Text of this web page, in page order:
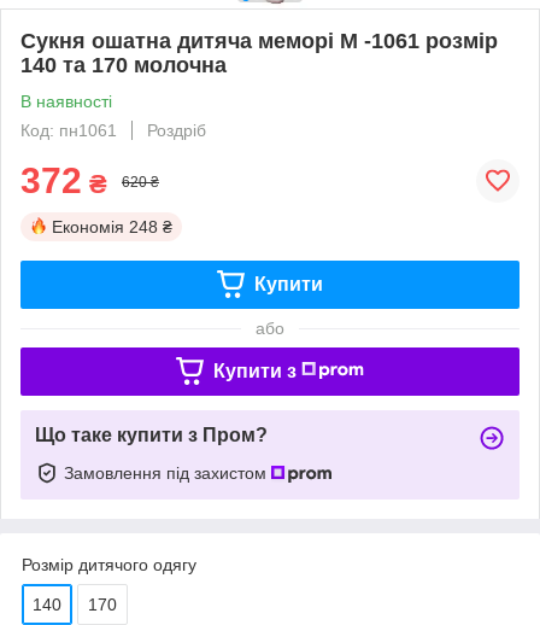
Сукня ошатна дитяча меморі М -1061 розмір
140 та 170 молочна
В наявності
Код: пн1061
Роздріб
372 ₴ 620 ₴
Економія 248 ₴
Купити
або
Купити з
Що таке купити з Пром?
Замовлення під захистом
Розмір дитячого одягу
140 170